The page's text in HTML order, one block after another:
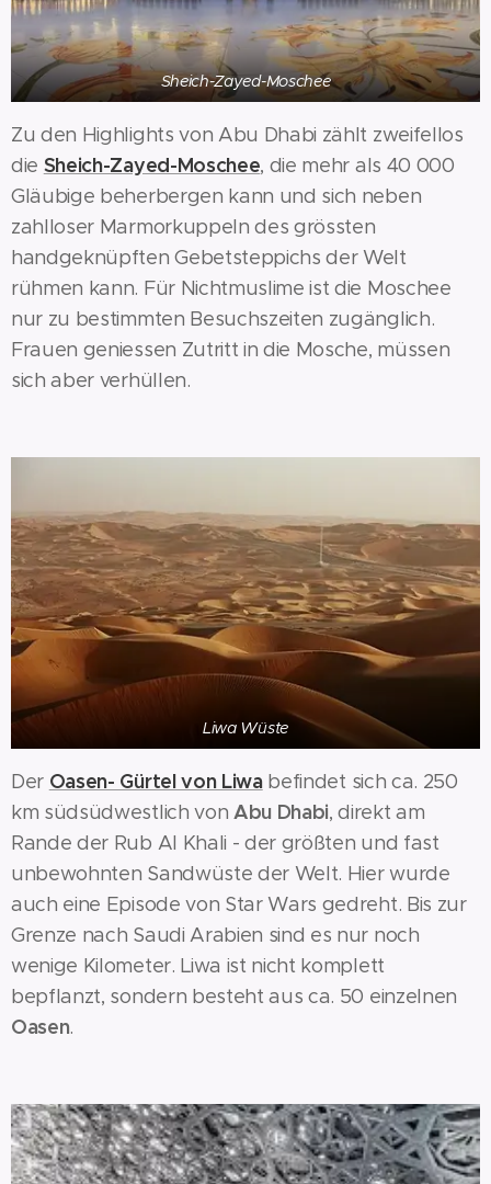
Sheich-Zayed-Moschee
Zu den Highlights von Abu Dhabi zählt zweifellos
die Sheich-Zayed-Moschee, die mehr als 40 000
Gläubige beherbergen kann und sich neben
zahlloser Marmorkuppeln des grössten
handgeknüpften Gebetsteppichs der Welt
rühmen kann. Für Nichtmuslime ist die Moschee
nur zu bestimmten Besuchszeiten zugänglich.
Frauen geniessen Zutritt in die Mosche, müssen
sich aber verhüllen.
Liwa Wüste
Der Oasen- Gürtel von Liwabefindet sich ca. 250
km südsüdwestlich von Abu Dhabi, direkt am
Rande der Rub Al Khali - der größten und fast
unbewohnten Sandwüste der Welt. Hier wurde
auch eine Episode von Star Wars gedreht. Bis zur
Grenze nach Saudi Arabien sind es nur noch
wenige Kilometer. Liwa ist nicht komplett
bepflanzt, sondern besteht aus ca. 50 einzelnen
Oasen.